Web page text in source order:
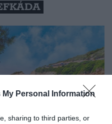
My Personal Information
sharing to third parties, or